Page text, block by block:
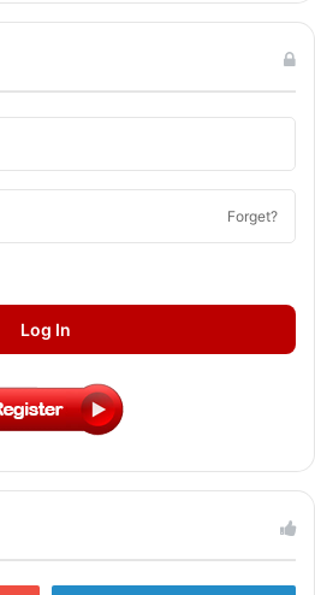
Forget?
Log In